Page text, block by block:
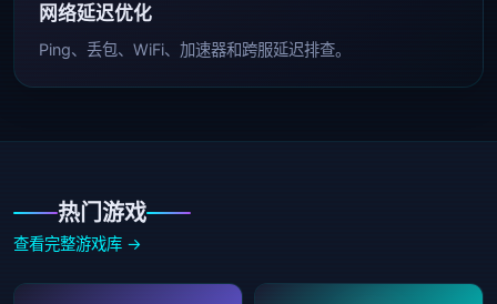
网络延迟优化
Ping、丢包、WiFi、加速器和跨服延迟排查。
热门游戏
查看完整游戏库 →